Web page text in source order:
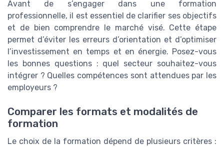
Avant de s’engager dans une formation
professionnelle, il est essentiel de clarifier ses objectifs
et de bien comprendre le marché visé. Cette étape
permet d’éviter les erreurs d’orientation et d’optimiser
l’investissement en temps et en énergie. Posez-vous
les bonnes questions : quel secteur souhaitez-vous
intégrer ? Quelles compétences sont attendues par les
employeurs ?
Comparer les formats et modalités de
formation
Le choix de la formation dépend de plusieurs critères :